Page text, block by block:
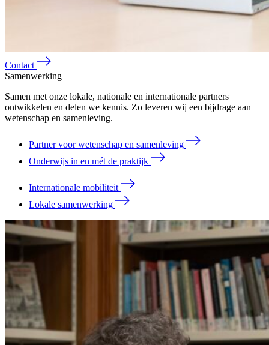
Contact
Samenwerking
Samen met onze lokale, nationale en internationale partners
ontwikkelen en delen we kennis. Zo leveren wij een bijdrage aan
wetenschap en samenleving.
Partner voor wetenschap en samenleving
Onderwijs in en mét de praktijk
Internationale mobiliteit
Lokale samenwerking